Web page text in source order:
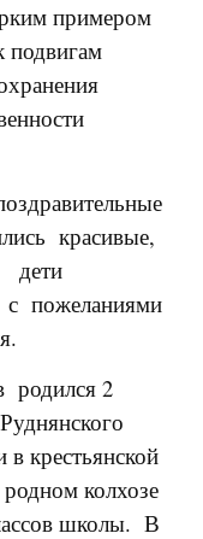
примером
подвигам
красивые,
дети
с пожеланиями
родился 2
в крестьянской
колхозе
школы. В